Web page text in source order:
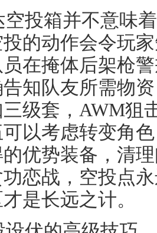
空投箱并不意味
的动作会令玩
在掩体后架枪
知队友所需物
级套，AWM狙
以考虑转变角
优势装备，清
恋战，空投点
是长远之计。